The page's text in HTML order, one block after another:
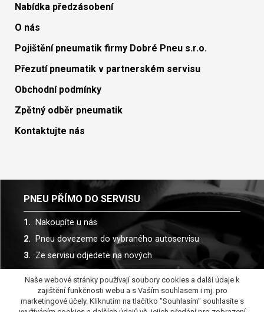
Nabídka předzásobení
O nás
Pojištění pneumatik firmy Dobré Pneu s.r.o.
Přezutí pneumatik v partnerském servisu
Obchodní podmínky
Zpětný odběr pneumatik
Kontaktujte nás
PNEU PŘÍMO DO SERVISU
Nakoupíte u nás
Pneu dovezeme do vybraného autoservisu
Ze servisu odjedete na nových
Spolupracujeme s více než 30 autoservisy
Naše webové stránky používají soubory cookies a další údaje k
zajištění funkčnosti webu a s Vaším souhlasem i mj. pro
marketingové účely. Kliknutím na tlačítko "Souhlasím" souhlasíte s